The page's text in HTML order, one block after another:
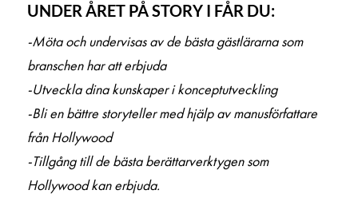
UNDER ÅRET PÅ STORY I FÅR DU:
-Möta och undervisas av de bästa gästlärarna som
branschen har att erbjuda
-Utveckla dina kunskaper i konceptutveckling
-Bli en bättre storyteller med hjälp av manusförfattare
från Hollywood
-Tillgång till de bästa berättarverktygen som
Hollywood kan erbjuda.